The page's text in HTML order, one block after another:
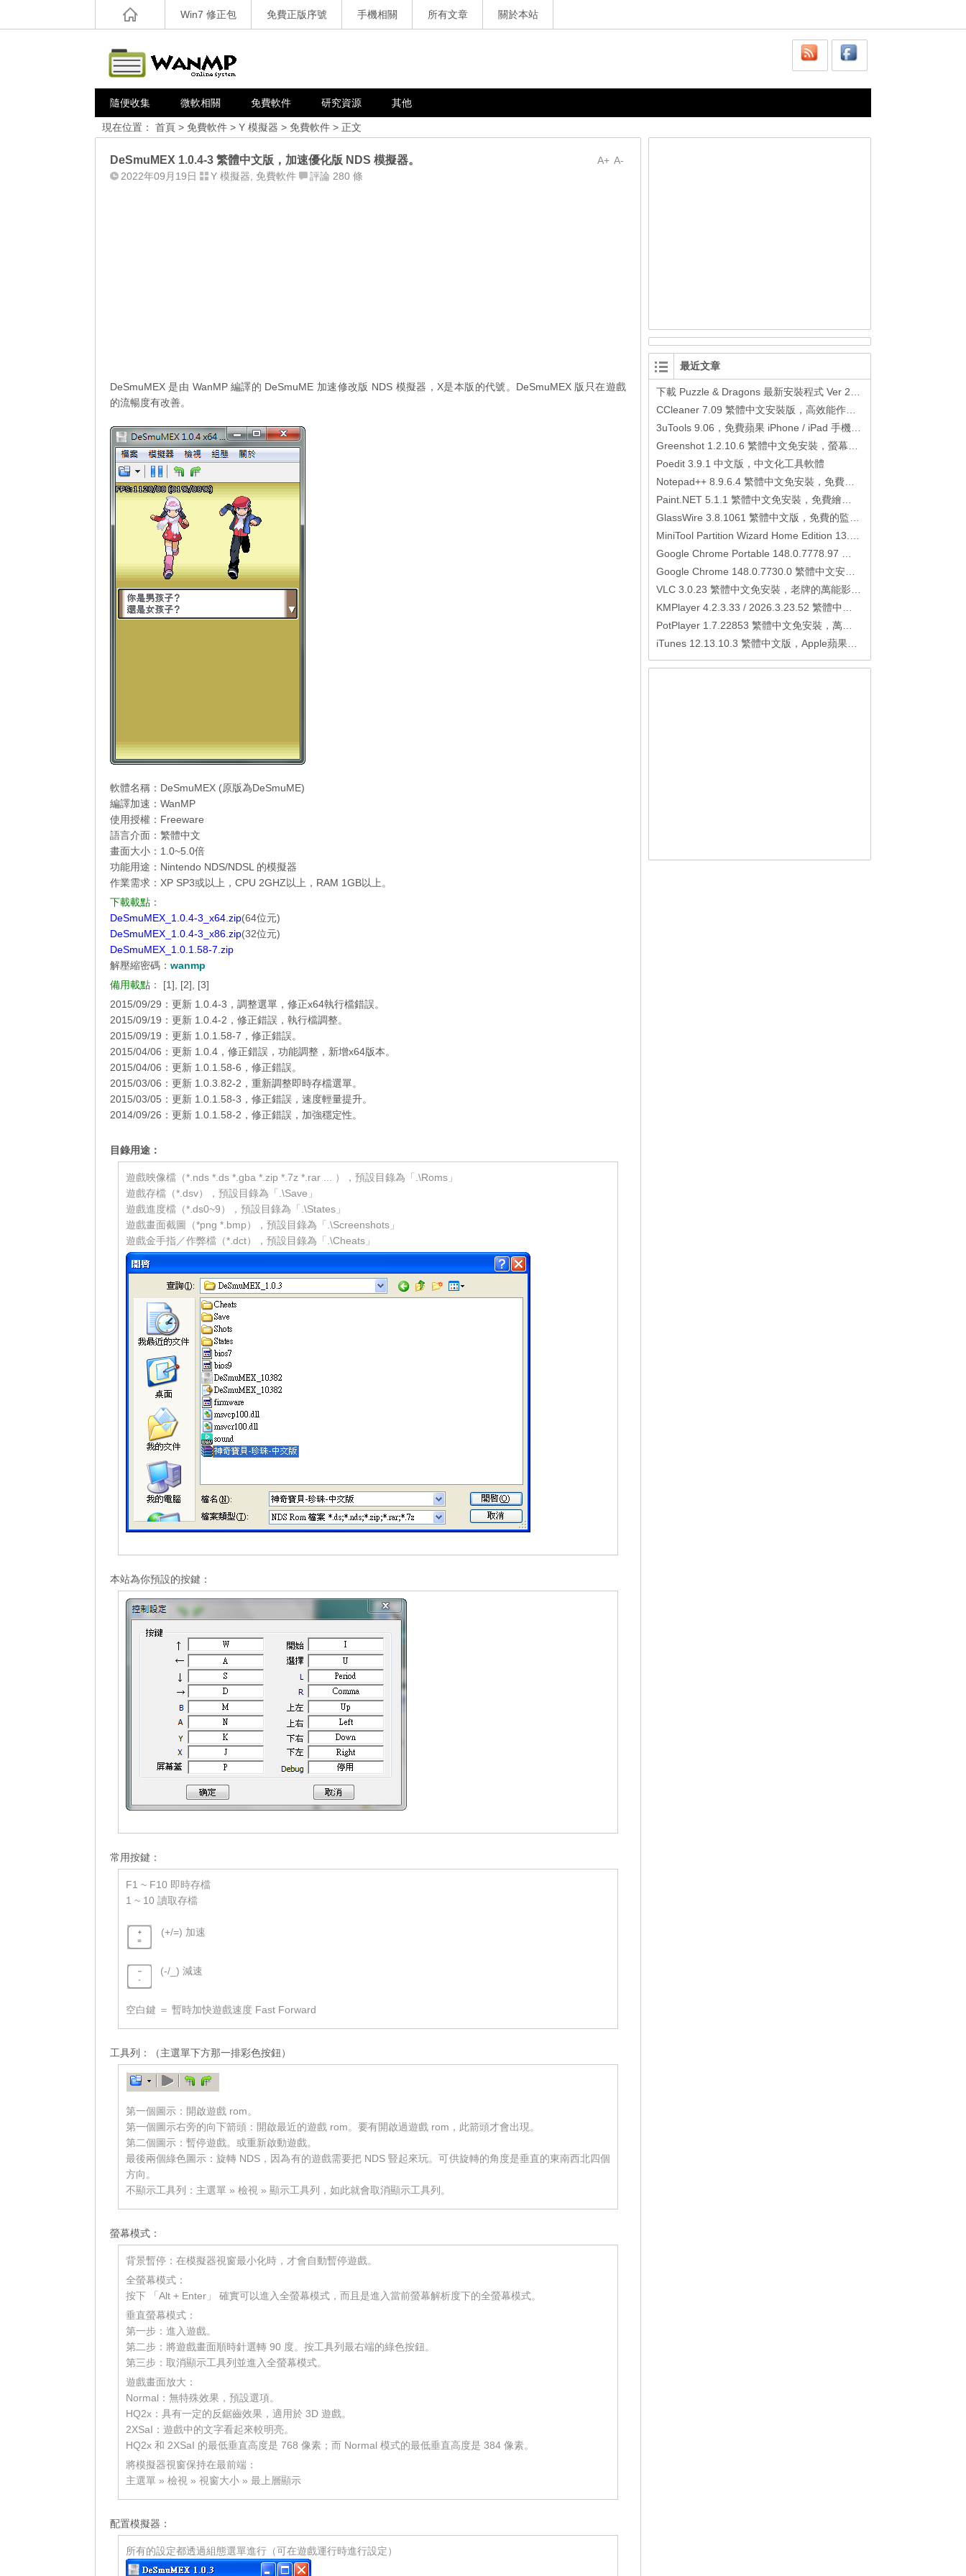
Win7 修正包 免費正版序號 手機相關 所有文章 關於本站
隨便收集 微軟相關 免費軟件 研究資源 其他
現在位置： 首頁 > 免費軟件 > Y 模擬器 > 免費軟件 > 正文
A-
A+
DeSmuMEX 1.0.4-3 繁體中文版，加速優化版 NDS 模擬器。
2022年09月19日 Y 模擬器 免費軟件 評論 280 條
DeSmuMEX 是由 WanMP 編譯的 DeSmuME 加速修改版 NDS 模擬器，X是本版的代號。DeSmuMEX 版只在遊戲
的流暢度有改善。
軟體名稱：DeSmuMEX (原版為DeSmuME)
編譯加速：WanMP
使用授權：Freeware
語言介面：繁體中文
畫面大小：1.0~5.0倍
功能用途：Nintendo NDS/NDSL 的模擬器
作業需求：XP SP3或以上，CPU 2GHZ以上，RAM 1GB以上。
下載載點 ：
DeSmuMEX_1.0.4-3_x64.zip(64位元)
DeSmuMEX_1.0.4-3_x86.zip(32位元)
DeSmuMEX_1.0.1.58-7.zip
解壓縮密碼： wanmp
備用載點 ： [1] [2]
[3]
2015/09/29：更新 1.0.4-3，調整選單，修正x64執行檔錯誤。
2015/09/19：更新 1.0.4-2，修正錯誤，執行檔調整。
2015/09/19：更新 1.0.1.58-7，修正錯誤。
2015/04/06：更新 1.0.4，修正錯誤，功能調整，新增x64版本。
2015/04/06：更新 1.0.1.58-6，修正錯誤。
2015/03/06：更新 1.0.3.82-2，重新調整即時存檔選單。
2015/03/05：更新 1.0.1.58-3，修正錯誤，速度輕量提升。
2014/09/26：更新 1.0.1.58-2，修正錯誤，加強穩定性。
目錄用途：
遊戲映像檔（*.nds *.ds *.gba *.zip *.7z *.rar ... ），預設目錄為「.\Roms」
遊戲存檔（*.dsv），預設目錄為「.\Save」
遊戲進度檔（*.ds0~9），預設目錄為「.\States」
遊戲畫面截圖（*png *.bmp），預設目錄為「.\Screenshots」
遊戲金手指／作弊檔（*.dct），預設目錄為「.\Cheats」
本站為你預設的按鍵：
常用按鍵：
F1 ~ F10 即時存檔
1 ~ 10 讀取存檔
(+/=) 加速
(-/_) 減速
空白鍵 ＝ 暫時加快遊戲速度 Fast Forward
工具列：（主選單下方那一排彩色按鈕）
第一個圖示：開啟遊戲 rom。
第一個圖示右旁的向下箭頭：開啟最近的遊戲 rom。要有開啟過遊戲 rom，此箭頭才會出現。
第二個圖示：暫停遊戲。或重新啟動遊戲。
最後兩個綠色圖示：旋轉 NDS，因為有的遊戲需要把 NDS 豎起來玩。可供旋轉的角度是垂直的東南西北四個
方向。
不顯示工具列：主選單 » 檢視 » 顯示工具列，如此就會取消顯示工具列。
螢幕模式：
背景暫停：在模擬器視窗最小化時，才會自動暫停遊戲。
全螢幕模式：
按下 「Alt + Enter」 確實可以進入全螢幕模式，而且是進入當前螢幕解析度下的全螢幕模式。
垂直螢幕模式：
第一步：進入遊戲。
第二步：將遊戲畫面順時針選轉 90 度。按工具列最右端的綠色按鈕。
第三步：取消顯示工具列並進入全螢幕模式。
遊戲畫面放大：
Normal：無特殊效果，預設選項。
HQ2x：具有一定的反鋸齒效果，適用於 3D 遊戲。
2XSaI：遊戲中的文字看起來較明亮。
HQ2x 和 2XSaI 的最低垂直高度是 768 像素；而 Normal 模式的最低垂直高度是 384 像素。
將模擬器視窗保持在最前端：
主選單 » 檢視 » 視窗大小 » 最上層顯示
配置模擬器：
所有的設定都透過組態選單進行（可在遊戲運行時進行設定）
最近文章
Poedit 3.9.1 中文版，中文化工具軟體